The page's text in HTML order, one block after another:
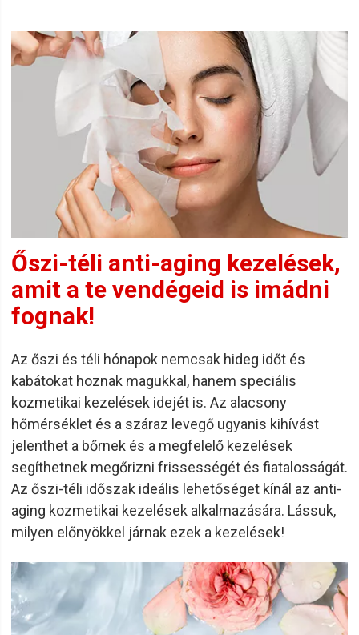
Őszi-téli anti-aging kezelések,
amit a te vendégeid is imádni
fognak!
Az őszi és téli hónapok nemcsak hideg időt és
kabátokat hoznak magukkal, hanem speciális
kozmetikai kezelések idejét is. Az alacsony
hőmérséklet és a száraz levegő ugyanis kihívást
jelenthet a bőrnek és a megfelelő kezelések
segíthetnek megőrizni frissességét és fiatalosságát.
Az őszi-téli időszak ideális lehetőséget kínál az anti-
aging kozmetikai kezelések alkalmazására. Lássuk,
milyen előnyökkel járnak ezek a kezelések!